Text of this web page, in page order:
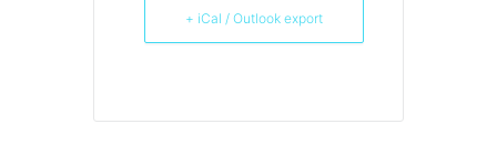
+ iCal / Outlook export